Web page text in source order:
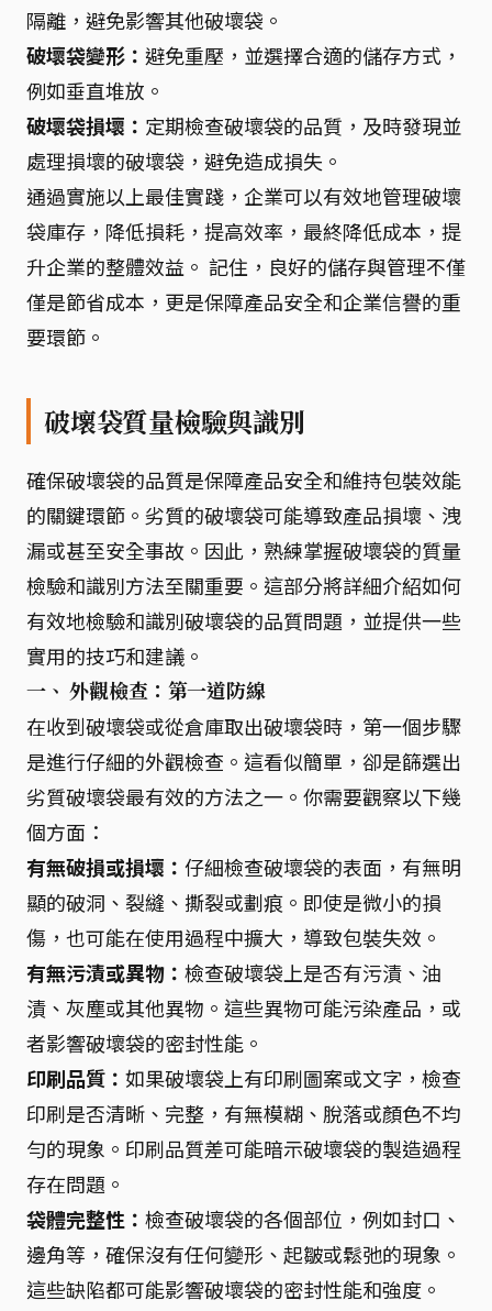
隔離，避免影響其他破壞袋。
破壞袋變形： 避免重壓，並選擇合適的儲存方式，
例如垂直堆放。
破壞袋損壞： 定期檢查破壞袋的品質，及時發現並
處理損壞的破壞袋，避免造成損失。
通過實施以上最佳實踐，企業可以有效地管理破壞
袋庫存，降低損耗，提高效率，最終降低成本，提
升企業的整體效益。 記住，良好的儲存與管理不僅
僅是節省成本，更是保障產品安全和企業信譽的重
要環節。
破壞袋質量檢驗與識別
確保破壞袋的品質是保障產品安全和維持包裝效能
的關鍵環節。劣質的破壞袋可能導致產品損壞、洩
漏或甚至安全事故。因此，熟練掌握破壞袋的質量
檢驗和識別方法至關重要。這部分將詳細介紹如何
有效地檢驗和識別破壞袋的品質問題，並提供一些
實用的技巧和建議。
一、 外觀檢查：第一道防線
在收到破壞袋或從倉庫取出破壞袋時，第一個步驟
是進行仔細的外觀檢查。這看似簡單，卻是篩選出
劣質破壞袋最有效的方法之一。你需要觀察以下幾
個方面：
有無破損或損壞： 仔細檢查破壞袋的表面，有無明
顯的破洞、裂縫、撕裂或劃痕。即使是微小的損
傷，也可能在使用過程中擴大，導致包裝失效。
有無污漬或異物： 檢查破壞袋上是否有污漬、油
漬、灰塵或其他異物。這些異物可能污染產品，或
者影響破壞袋的密封性能。
印刷品質： 如果破壞袋上有印刷圖案或文字，檢查
印刷是否清晰、完整，有無模糊、脫落或顏色不均
勻的現象。印刷品質差可能暗示破壞袋的製造過程
存在問題。
袋體完整性： 檢查破壞袋的各個部位，例如封口、
邊角等，確保沒有任何變形、起皺或鬆弛的現象。
這些缺陷都可能影響破壞袋的密封性能和強度。